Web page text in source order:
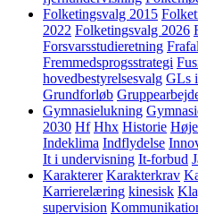
Folketingsvalg 2015
2022 Folketingsvalg 2026
Forsvarsstudieretning
Fremmedsprogsstrategi
hovedbestyrelsesvalg GLs
Grundforløb
Gymnasielukning
2030 Hf Hhx Historie
Indeklima Indflydelse
It i undervisning It-forbud
Karakterer Karakterkrav
Karrierelæring kinesisk
supervision